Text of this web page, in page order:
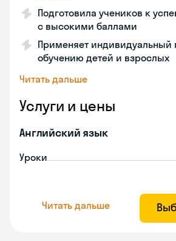
Подготовила учеников к
с высокими баллами
Применяет индивидуальный
обучению детей и взрослых
Читать дальше
Услуги и цены
Английский язык
Уроки
Читать дальше